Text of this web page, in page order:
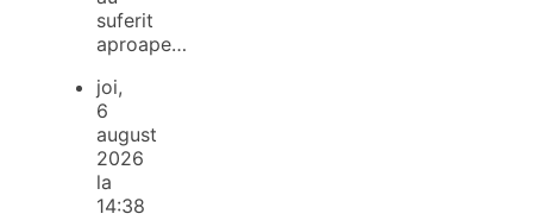
suferit
aproape…
joi,
6
august
2026
la
14:38